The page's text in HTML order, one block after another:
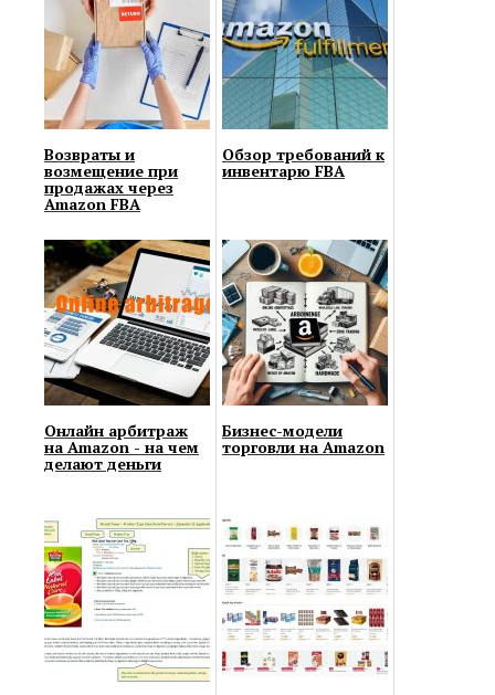
Возвраты и
возмещение при
продажах через
Amazon FBA
Обзор требований к
инвентарю FBA
Онлайн арбитраж
на Amazon - на чем
делают деньги
Бизнес-модели
торговли на Amazon